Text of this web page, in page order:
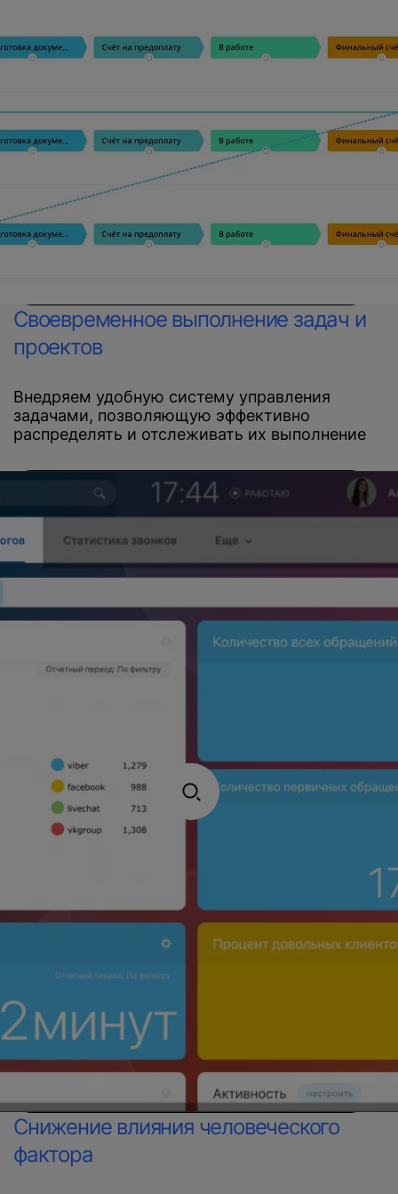
Своевременное выполнение задач и
проектов
Внедряем удобную систему управления
задачами, позволяющую эффективно
распределять и отслеживать их выполнение
Снижение влияния человеческого
фактора